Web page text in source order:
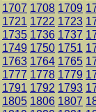
1707 1708 1709
1721 1722 1723
1735 1736 1737
1749 1750 1751
1763 1764 1765
1777 1778 1779
1791 1792 1793
1805 1806 1807